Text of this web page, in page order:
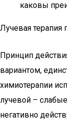
каковы
Лучевая
Принцип
вариантом,
химиотерапии
лучевой –
негативно